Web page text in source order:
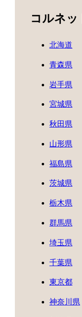
コルネッ
北海道
青森県
岩手県
宮城県
秋田県
山形県
福島県
茨城県
栃木県
群馬県
埼玉県
千葉県
東京都
神奈川県